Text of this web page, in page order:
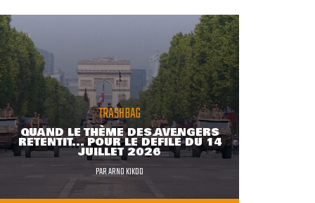
TRASHBAG
QUAND LE THÈME DES AVENGERS
RETENTIT... POUR LE DÉFILÉ DU 14
JUILLET 2026
PARARNO KIKOO